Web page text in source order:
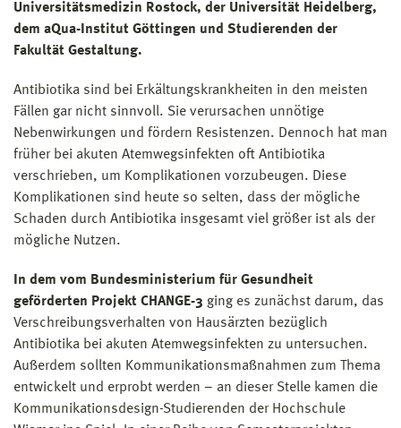
Universitätsmedizin Rostock, der Universität Heidelberg,
dem aQua-Institut Göttingen und Studierenden der
Fakultät Gestaltung.
Antibiotika sind bei Erkältungskrankheiten in den meisten
Fällen gar nicht sinnvoll. Sie verursachen unnötige
Nebenwirkungen und fördern Resistenzen. Dennoch hat man
früher bei akuten Atemwegsinfekten oft Antibiotika
verschrieben, um Komplikationen vorzubeugen. Diese
Komplikationen sind heute so selten, dass der mögliche
Schaden durch Antibiotika insgesamt viel größer ist als der
mögliche Nutzen.
In dem vom Bundesministerium für Gesundheit
geförderten Projekt CHANGE-3 ging es zunächst darum, das
Verschreibungsverhalten von Hausärzten bezüglich
Antibiotika bei akuten Atemwegsinfekten zu untersuchen.
Außerdem sollten Kommunikationsmaßnahmen zum Thema
entwickelt und erprobt werden – an dieser Stelle kamen die
Kommunikationsdesign-Studierenden der Hochschule